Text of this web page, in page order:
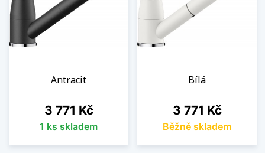
Antracit
Cena
3 771 Kč
1 ks skladem
Bílá
Cena
3 771 Kč
Běžně skladem